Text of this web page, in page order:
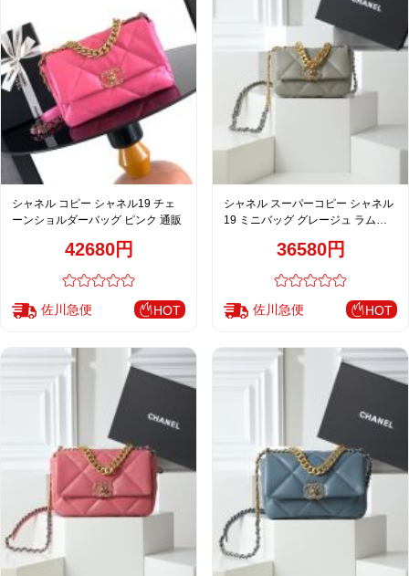
シャネル コピー シャネル19 チェ
ーンショルダーバッグ ピンク 通販
42680円
佐川急便 HOT
シャネル スーパーコピー シャネル
19 ミニバッグ グレージュ ラムス
36580円
佐川急便 HOT